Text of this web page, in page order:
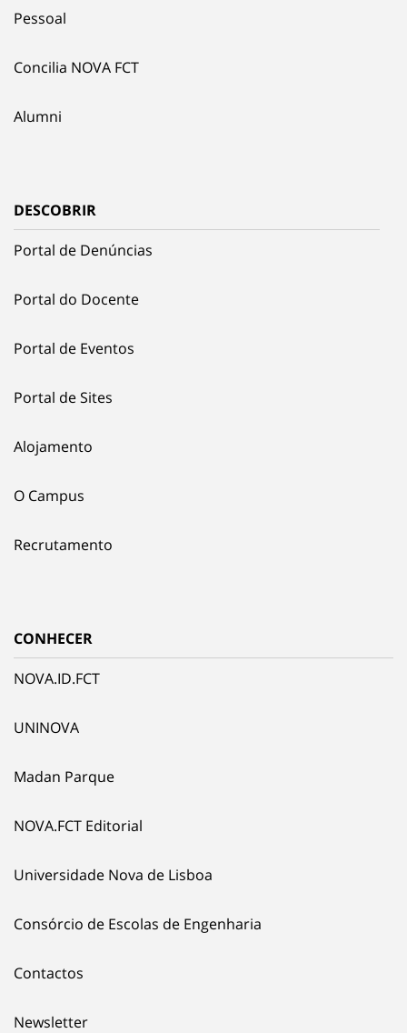
Pessoal
Concilia NOVA FCT
Alumni
DESCOBRIR
Portal de Denúncias
Portal do Docente
Portal de Eventos
Portal de Sites
Alojamento
O Campus
Recrutamento
CONHECER
NOVA.ID.FCT
UNINOVA
Madan Parque
NOVA.FCT Editorial
Universidade Nova de Lisboa
Consórcio de Escolas de Engenharia
Contactos
Newsletter